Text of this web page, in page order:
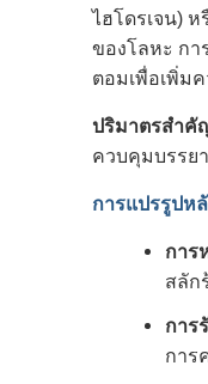
ไฮโดรเจน) ห
ของโลหะ กา
ตอมเพื่อเพิ่ม
ปริมาตรสําคั
ควบคุมบรรย
การแปรรูปห
การ
สลัก
การ
การ